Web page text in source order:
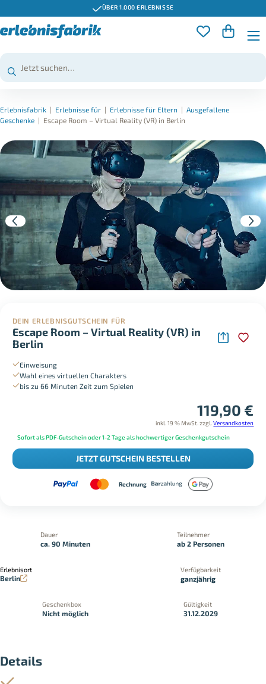
ÜBER 1.000 ERLEBNISSE
Erlebnisfabrik | Erlebnisse für | Erlebnisse für Eltern | Ausgefallene
Geschenke | Escape Room – Virtual Reality (VR) in Berlin
DEIN ERLEBNISGUTSCHEIN FÜR
Escape Room – Virtual Reality (VR) in
Berlin
Einweisung
Wahl eines virtuellen Charakters
bis zu 66 Minuten Zeit zum Spielen
119,90 €
inkl. 19 % MwSt. zzgl.Versandkosten
Sofort als PDF-Gutschein oder 1-2 Tage als hochwertiger Geschenkgutschein
JETZT GUTSCHEIN BESTELLEN
Rechnung
Dauer
ca. 90 Minuten
Teilnehmer
ab 2 Personen
Erlebnisort
Berlin
Verfügbarkeit
ganzjährig
Geschenkbox
Nicht möglich
Gültigkeit
31.12.2029
Details